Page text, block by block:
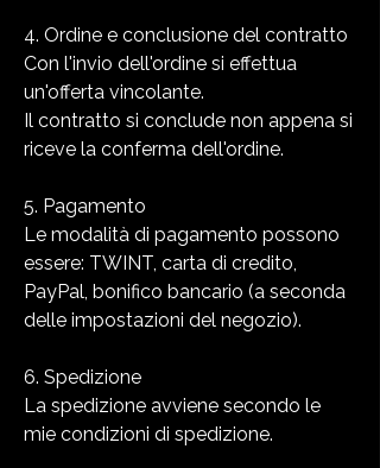
4. Ordine e conclusione del contratto
Con l'invio dell'ordine si effettua
un'offerta vincolante.
Il contratto si conclude non appena si
riceve la conferma dell'ordine.
5. Pagamento
Le modalità di pagamento possono
essere: TWINT, carta di credito,
PayPal, bonifico bancario (a seconda
delle impostazioni del negozio).
6. Spedizione
La spedizione avviene secondo le
mie condizioni di spedizione.